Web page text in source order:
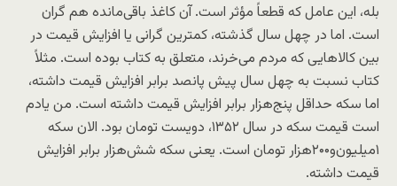
بله، این عامل که قطعاً مؤثر است. آن کاغذ باقی‌مانده هم گران
است. اما در چهل سال گذشته، کمترین گرانی یا افزایش قیمت در
بین کالاهایی که مردم می‌خرند، متعلق به کتاب بوده است. مثلاً
کتاب نسبت به چهل سال پیش پانصد برابر افزایش قیمت داشته،
اما سکه حداقل پنج‌هزار برابر افزایش قیمت داشته است. من یادم
است قیمت سکه در سال ۱۳۵۲، دویست تومان بود. الان سکه
۱میلیون‌و۲۰۰هزار تومان است. یعنی سکه شش‌هزار برابر افزایش
قیمت داشته.